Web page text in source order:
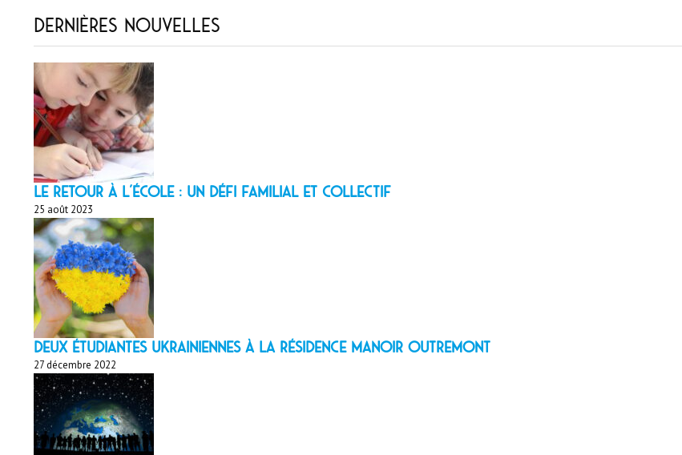
Dernières nouvelles
LE RETOUR À L’ÉCOLE : un défi familial et collectif
25 août 2023
Deux étudiantes ukrainiennes à la résidence Manoir Outremont
27 décembre 2022